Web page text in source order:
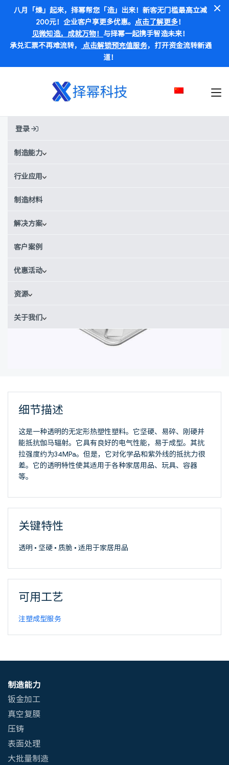
八月「燥」起来，择幂帮您「造」出来！新客无门槛最高立减
200元！企业客户享更多优惠。 点击了解更多！
见微知造，成就万物！ 与择幂一起携手智造未来！
承兑汇票不再难流转， 点击解锁预充值服务，打开资金流转新通
道！
登录
制造能力
行业应用
制造材料
解决方案
客户案例
优惠活动
资源
关于我们
首页材料PS
PS
别称:PS / 聚苯乙烯
价格范围：
获取实时报价
细节描述
这是一种透明的无定形热塑性塑料。它坚硬、易碎、刚硬并
能抵抗伽马辐射。它具有良好的电气性能，易于成型。其抗
拉强度约为34MPa。但是，它对化学品和紫外线的抵抗力很
差。它的透明特性使其适用于各种家居用品、玩具、容器
等。
关键特性
透明 • 坚硬 • 质脆 • 适用于家居用品
可用工艺
注塑成型服务
制造能力
钣金加工
真空复膜
压铸
表面处理
大批量制造